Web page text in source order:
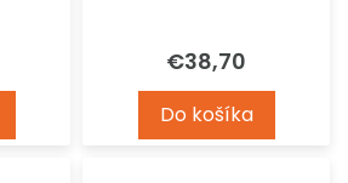
€38,70
Do košíka